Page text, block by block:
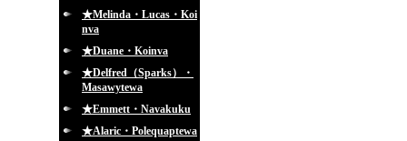
★Melinda・Lucas・Koi
nva
★Duane・Koinva
★Delfred（Sparks）・
Masawytewa
★Emmett・Navakuku
★Alaric・Polequaptewa